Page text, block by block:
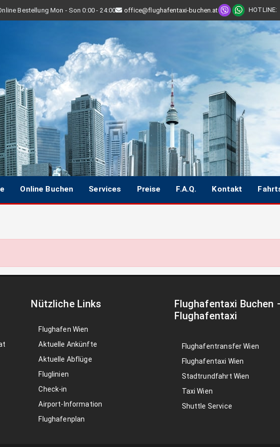
Bestellung Mon - Son 0:00 - 24:00 office@flughafentaxi-buchen.at HOTLINE:
Online Buchen Services Preise F.A.Q. Kontakt
Nützliche Links
Flughafen Wien
Aktuelle Ankünfte
Aktuelle Abflüge
Fluglinien
Check-in
Airport-Information
Flughafenplan
Flughafentaxi Buchen
Flughafentaxi
Flughafentransfer Wien
Flughafentaxi Wien
Stadtrundfahrt Wien
Taxi Wien
Shuttle Service